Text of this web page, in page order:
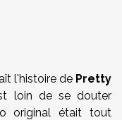
l'histoire de Pretty
loin de se douter
original était tout